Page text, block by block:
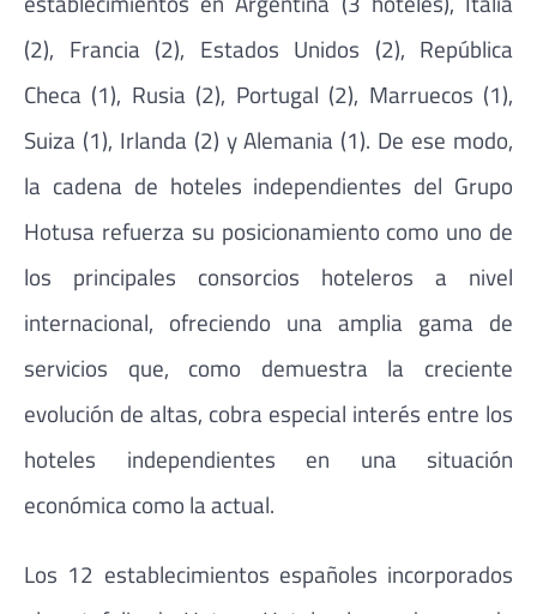
(2), Francia (2), Estados Unidos (2), República
Checa (1), Rusia (2), Portugal (2), Marruecos (1),
Suiza (1), Irlanda (2) y Alemania (1). De ese modo,
la cadena de hoteles independientes del Grupo
Hotusa refuerza su posicionamiento como uno de
los principales consorcios hoteleros a nivel
internacional, ofreciendo una amplia gama de
servicios que, como demuestra la creciente
evolución de altas, cobra especial interés entre los
hoteles independientes en una situación
económica como la actual.
Los 12 establecimientos españoles incorporados